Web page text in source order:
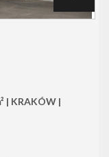
| KRAKÓW |